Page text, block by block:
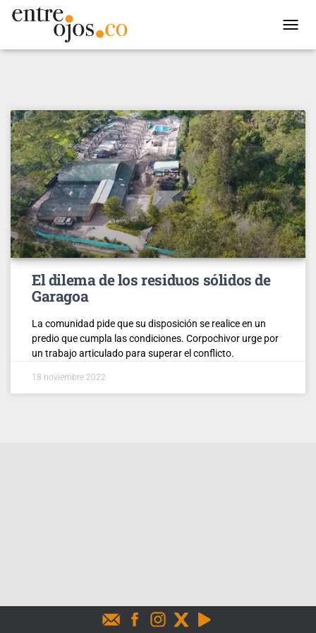
El dilema de los residuos sólidos de
Garagoa
La comunidad pide que su disposición se realice en un
predio que cumpla las condiciones. Corpochivor urge por
un trabajo articulado para superar el conflicto.
18 noviembre 2022